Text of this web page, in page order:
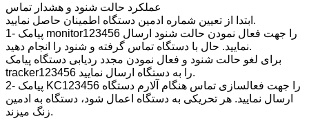
عملکرد حالت شنود و هشدار تماس
ابتدا از تعیین شماره ادمین دستگاه اطمینان حاصل نمایید.
1- پیامک monitor123456 را جهت فعال نمودن حالت شنود ارسال
نمایید. حال با دستگاه تماس گرفته و شنود را انجام دهید.
برای لغو حالت شنود و فعال نمودن مجدد ردیابی دستگاه پیامک
tracker123456 را به دستگاه ارسال نمایید.
2- پیامک KC123456 را جهت فعالسازی تماس هنگام آلارم دستگاه
ارسال نمایید. هر تحریکی به دستگاه اعمال شود، دستگاه به ادمین
زنگ میزند.